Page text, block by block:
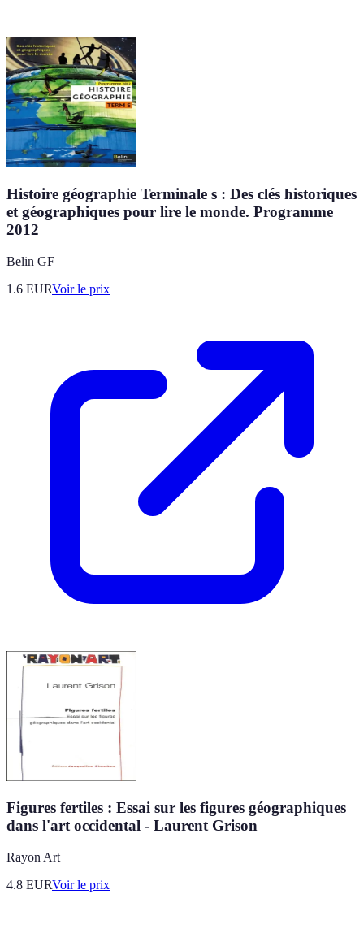
Histoire géographie Terminale s : Des clés historiques
et géographiques pour lire le monde. Programme
2012
Belin GF
1.6 EURVoir le prix
Figures fertiles : Essai sur les figures géographiques
dans l'art occidental - Laurent Grison
Rayon Art
4.8 EURVoir le prix